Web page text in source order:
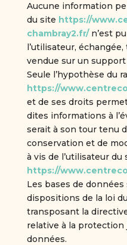
Aucune information
du site https://
chambray2.fr/n’est
l’utilisateur,
vendue sur un
Seule l’hypothèse du
https://
et de ses droits
dites informations à
serait à son tour tenu
conservation et de
à vis de l’utilisateur du
https://
Les bases de
dispositions de la loi
transposant la
relative à la protection
données.